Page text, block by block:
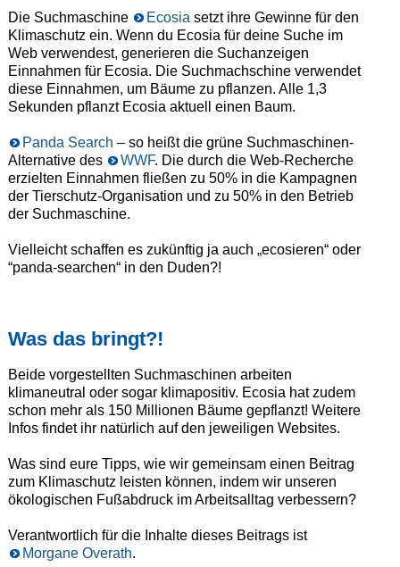
Die Suchmaschine Ecosia setzt ihre Gewinne für den
Klimaschutz ein. Wenn du Ecosia für deine Suche im
Web verwendest, generieren die Suchanzeigen
Einnahmen für Ecosia. Die Suchmachschine verwendet
diese Einnahmen, um Bäume zu pflanzen. Alle 1,3
Sekunden pflanzt Ecosia aktuell einen Baum.
Panda Search – so heißt die grüne Suchmaschinen-
Alternative des
WWF. Die durch die Web-Recherche
erzielten Einnahmen fließen zu 50% in die Kampagnen
der Tierschutz-Organisation und zu 50% in den Betrieb
der Suchmaschine.
Vielleicht schaffen es zukünftig ja auch „ecosieren“ oder
“panda-searchen“ in den Duden?!
Was das bringt?!
Beide vorgestellten Suchmaschinen arbeiten
klimaneutral oder sogar klimapositiv. Ecosia hat zudem
schon mehr als 150 Millionen Bäume gepflanzt! Weitere
Infos findet ihr natürlich auf den jeweiligen Websites.
Was sind eure Tipps, wie wir gemeinsam einen Beitrag
zum Klimaschutz leisten können, indem wir unseren
ökologischen Fußabdruck im Arbeitsalltag verbessern?
Verantwortlich für die Inhalte dieses Beitrags ist
Morgane Overath.